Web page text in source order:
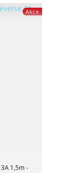
Akce
1,5m -